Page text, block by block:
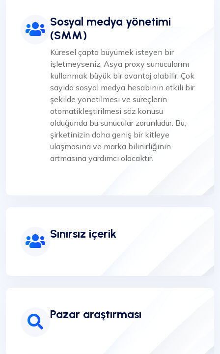
Sosyal medya yönetimi
(SMM)
Küresel çapta büyümek isteyen bir
işletmeyseniz, Asya proxy sunucularını
kullanmak büyük bir avantaj olabilir. Çok
sayıda sosyal medya hesabının etkili bir
şekilde yönetilmesi ve süreçlerin
otomatikleştirilmesi söz konusu
olduğunda bu sunucular zorunludur. Bu,
şirketinizin daha geniş bir kitleye
ulaşmasına ve marka bilinirliğinin
artmasına yardımcı olacaktır.
Sınırsız içerik
Pazar araştırması